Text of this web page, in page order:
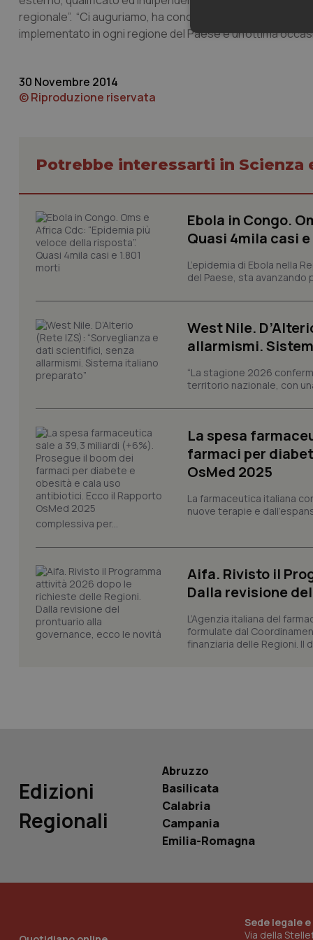
regionale”. “Ci auguriamo, ha concluso Aceti, “che il
implementato in ogni regione del Paese e un’ottima
30 Novembre 2014
© Riproduzione riservata
Potrebbe interessarti in Scienza
Ebola in Congo.
Quasi 4mila casi
L’epidemia di Ebola nella
del Paese, sta avanzando
West Nile.
allarmismi.
“La stagione 2026
territorio nazionale, con
La spesa
farmaci per
OsMed 2025
La farmaceutica italiana
nuove terapie e
complessiva per...
Aifa. Rivisto il
Dalla revisione
L’Agenzia italiana del
formulate dal
finanziaria delle Regioni. Il
Edizioni
Regionali
Abruzzo
Basilicata
Calabria
Campania
Emilia-Romagna
Sede legale
Via della
I cookie necessari
e l'accesso alle
Nome
tracking-sites-
tracking-enable
tracking-sites-
session-id
__Secure-
tracking-sites-